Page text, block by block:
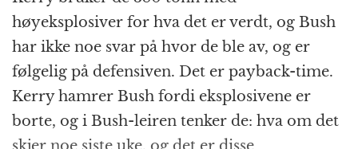
c
e
b
o
o
k
ss
e
n
g
e
r
at
s
A
p
p
a
p
c
h
at
e
g
r
a
m
n
t
l
høyeksplosiver for hva det er verdt, og Bush
har ikke noe svar på hvor de ble av, og er
følgelig på defensiven. Det er payback-time.
Kerry hamrer Bush fordi eksplosivene er
borte, og i Bush-leiren tenker de: hva om det